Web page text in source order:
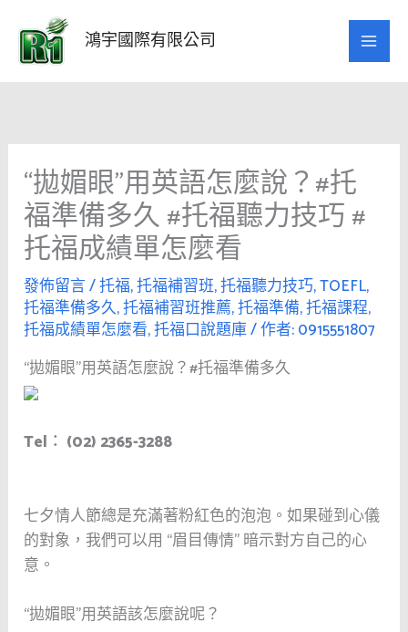
要
鴻宇國際有限公司
“拋媚眼”用英語怎麼說？#托
福準備多久 #托福聽力技巧 #
托福成績單怎麼看
發佈留言/托福,托福補習班,托福聽力技巧,TOEFL,
托福準備多久,托福補習班推薦,托福準備,托福課程,
托福成績單怎麼看,托福口說題庫/ 作者:0915551807
“拋媚眼”用英語怎麼說？#托福準備多久
Tel︰ (02) 2365-3288
七夕情人節總是充滿著粉紅色的泡泡。如果碰到心儀
的對象，我們可以用 “眉目傳情”暗示對方自己的心
意。
“拋媚眼”用英語該怎麼說呢？